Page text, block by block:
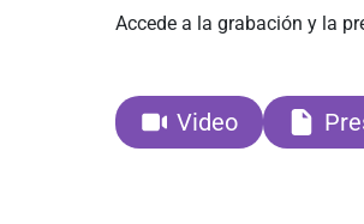
Accede a la grabación y la
Video